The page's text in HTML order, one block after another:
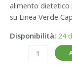
alimento dietetico
su Linea Verde
Disponibilità: 24